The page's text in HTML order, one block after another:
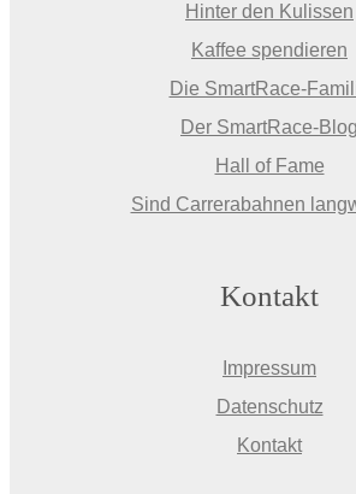
Hinter den Kulissen
Kaffee spendieren
Die SmartRace-
Der SmartRace-Blog
Hall of Fame
Sind Carrerabahnen
Kontakt
Impressum
Datenschutz
Kontakt